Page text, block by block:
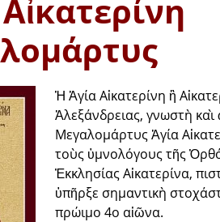
Ἡ Ἁγία Αἰκατερίνη ἢ
Ἀλεξάνδρειας, γνωστὴ καὶ
Μεγαλομάρτυς Ἁγία
τοὺς ὑμνολόγους τῆς
Ἐκκλησίας Αἰκατερίνα,
ὑπῆρξε σημαντικὴ
πρώιμο 4ο αἰῶνα.